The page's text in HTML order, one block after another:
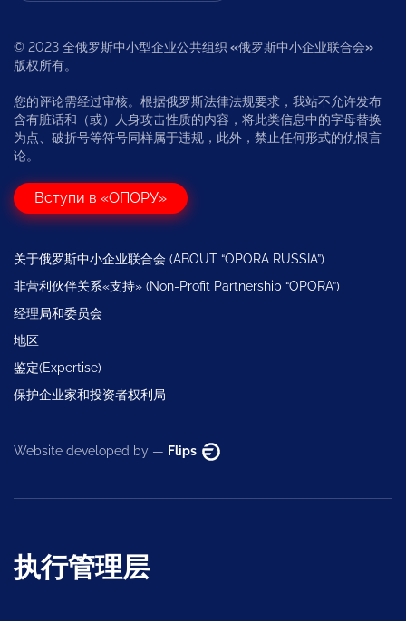
© 2023 全俄罗斯中小型企业公共组织 «俄罗斯中小企业联合会»
版权所有。
您的评论需经过审核。根据俄罗斯法律法规要求，我站不允许发布
含有脏话和（或）人身攻击性质的内容，将此类信息中的字母替换
为点、破折号等符号同样属于违规，此外，禁止任何形式的仇恨言
论。
Вступи в «ОПОРУ»
关于俄罗斯中小企业联合会 (ABOUT “OPORA RUSSIA”)
非营利伙伴关系«支持» (Non-Profit Partnership “OPORA”)
经理局和委员会
地区
鉴定(Expertise)
保护企业家和投资者权利局
Website developed by — Flips
执行管理层